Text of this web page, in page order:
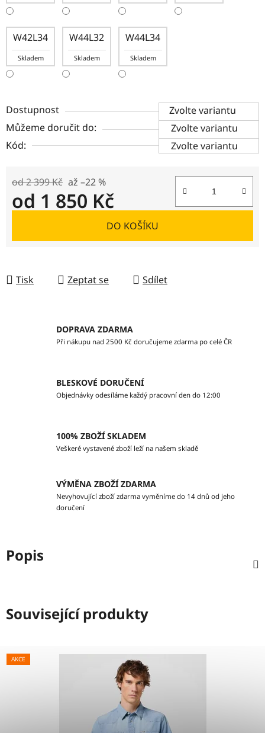
W42L34
Skladem
W44L32
Skladem
W44L34
Skladem
Dostupnost
Zvolte variantu
Můžeme doručit do:
Zvolte variantu
Kód:
Zvolte variantu
od 2 399 Kč až –22 %
od 1 850 Kč
DO KOŠÍKU
Tisk Zeptat se Sdílet
DOPRAVA ZDARMA
Při nákupu nad 2500 Kč doručujeme zdarma po celé ČR
BLESKOVÉ DORUČENÍ
Objednávky odesíláme každý pracovní den do 12:00
100% ZBOŽÍ SKLADEM
Veškeré vystavené zboží leží na našem skladě
VÝMĚNA ZBOŽÍ ZDARMA
Nevyhovující zboží zdarma vyměníme do 14 dnů od jeho
doručení
Popis
Související produkty
AKCE